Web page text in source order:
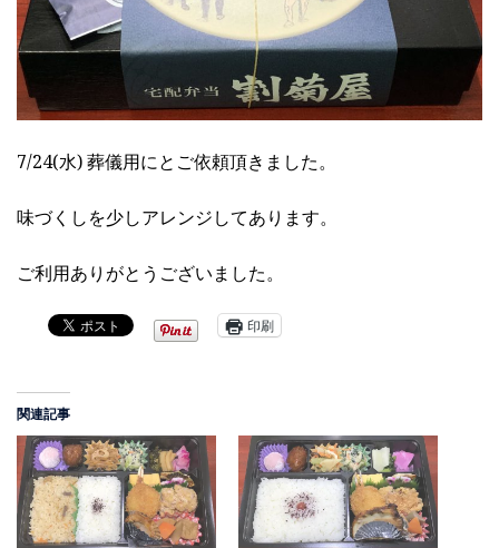
7/24(水) 葬儀用にとご依頼頂きました。
味づくしを少しアレンジしてあります。
ご利用ありがとうございました。
印刷
関連記事